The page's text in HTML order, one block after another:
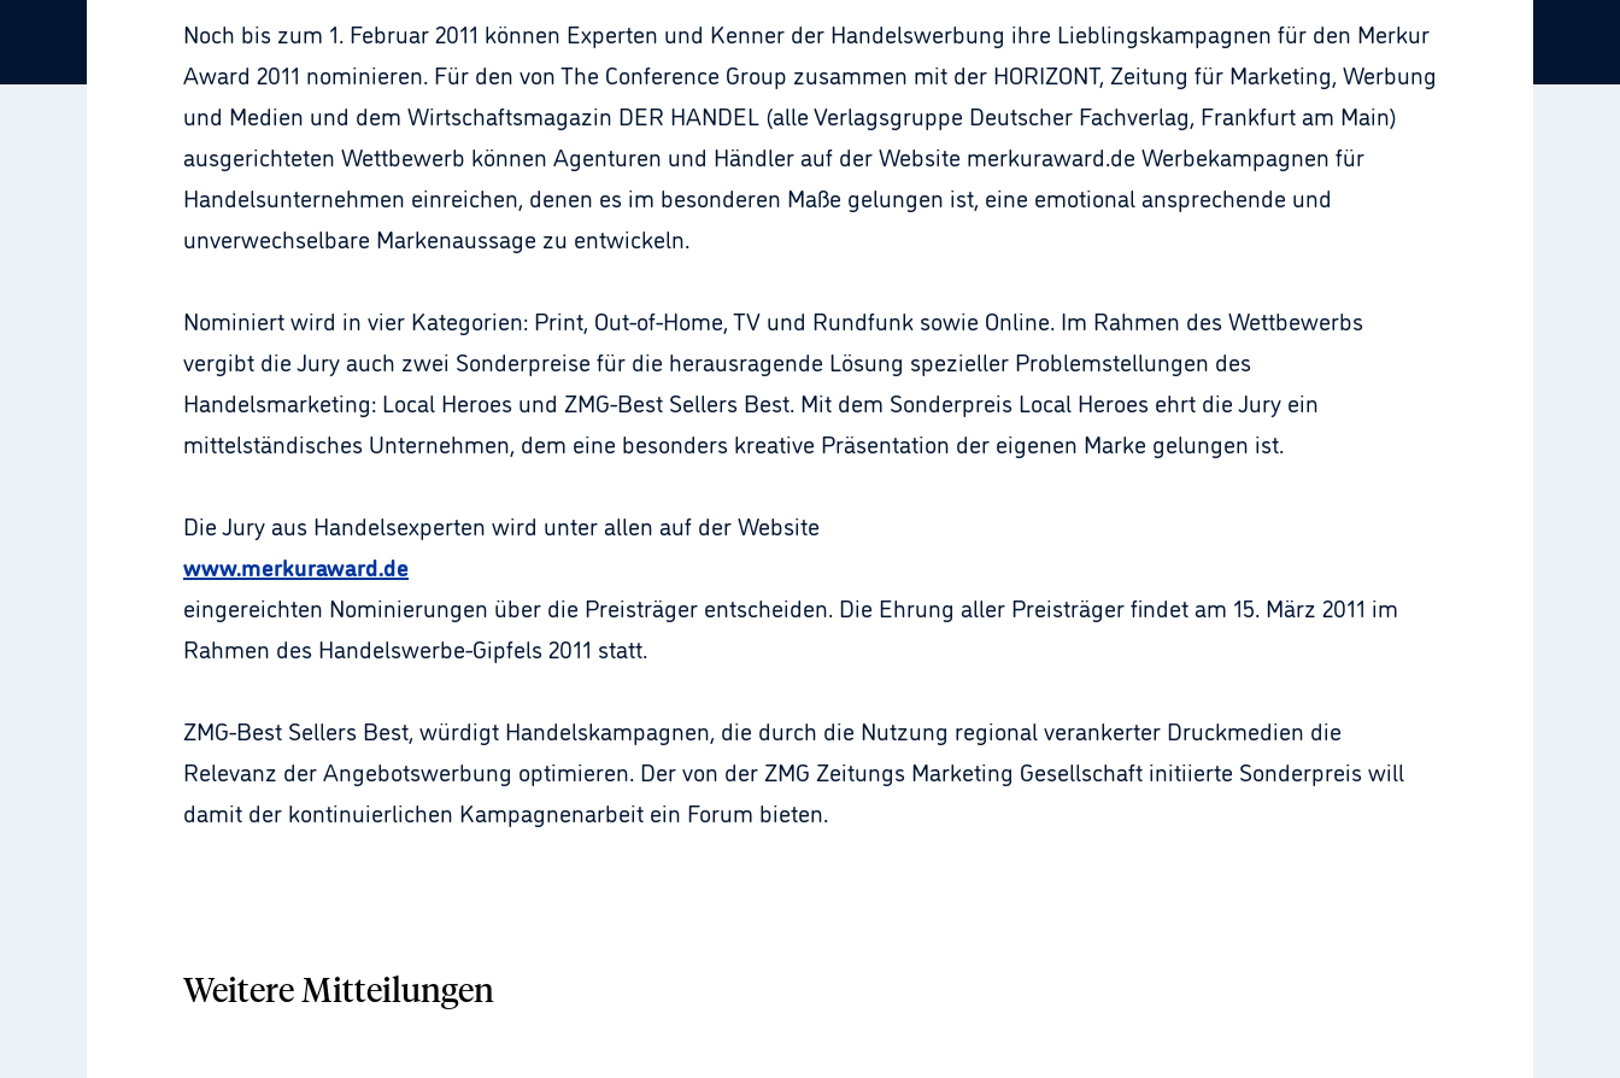
Noch bis zum 1. Februar 2011 können Experten und Kenner der Handelswerbung ihre Lieblingskampagnen für den Merkur
Award 2011 nominieren. Für den von The Conference Group zusammen mit der HORIZONT, Zeitung für Marketing, Werbung
und Medien und dem Wirtschaftsmagazin DER HANDEL (alle Verlagsgruppe Deutscher Fachverlag, Frankfurt am Main)
ausgerichteten Wettbewerb können Agenturen und Händler auf der Website merkuraward.de Werbekampagnen für
Handelsunternehmen einreichen, denen es im besonderen Maße gelungen ist, eine emotional ansprechende und
unverwechselbare Markenaussage zu entwickeln.
Nominiert wird in vier Kategorien: Print, Out-of-Home, TV und Rundfunk sowie Online. Im Rahmen des Wettbewerbs
vergibt die Jury auch zwei Sonderpreise für die herausragende Lösung spezieller Problemstellungen des
Handelsmarketing: Local Heroes und ZMG-Best Sellers Best. Mit dem Sonderpreis Local Heroes ehrt die Jury ein
mittelständisches Unternehmen, dem eine besonders kreative Präsentation der eigenen Marke gelungen ist.
Die Jury aus Handelsexperten wird unter allen auf der Website
www.merkuraward.de
eingereichten Nominierungen über die Preisträger entscheiden. Die Ehrung aller Preisträger findet am 15. März 2011 im
Rahmen des Handelswerbe-Gipfels 2011 statt.
ZMG-Best Sellers Best, würdigt Handelskampagnen, die durch die Nutzung regional verankerter Druckmedien die
Relevanz der Angebotswerbung optimieren. Der von der ZMG Zeitungs Marketing Gesellschaft initiierte Sonderpreis will
damit der kontinuierlichen Kampagnenarbeit ein Forum bieten.
Weitere Mitteilungen